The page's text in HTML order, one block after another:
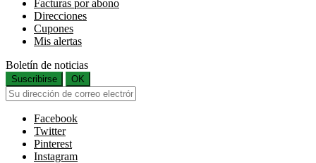
Facturas por abono
Direcciones
Cupones
Mis alertas
Boletín de noticias
Suscribirse OK
Facebook
Twitter
Pinterest
Instagram